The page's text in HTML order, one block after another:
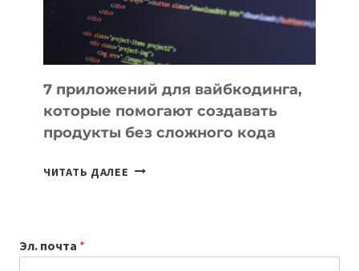
7 приложений для вайбкодинга,
которые помогают создавать
продукты без сложного кода
ЧИТАТЬ ДАЛЕЕ
Эл. почта *